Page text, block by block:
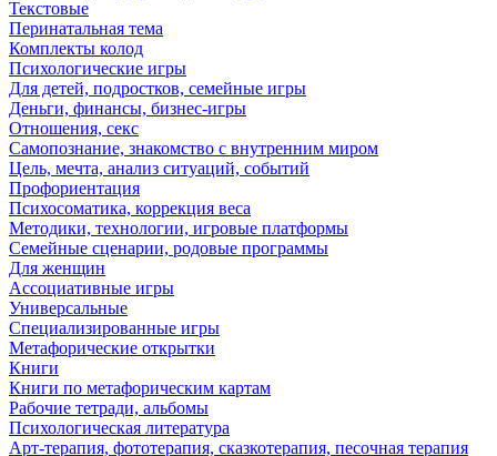
Текстовые
Перинатальная тема
Комплекты колод
Психологические игры
Для детей, подростков, семейные игры
Деньги, финансы, бизнес-игры
Отношения, секс
Самопознание, знакомство с внутренним миром
Цель, мечта, анализ ситуаций, событий
Профориентация
Психосоматика, коррекция веса
Методики, технологии, игровые платформы
Семейные сценарии, родовые программы
Для женщин
Ассоциативные игры
Универсальные
Специализированные игры
Метафорические открытки
Книги
Книги по метафорическим картам
Рабочие тетради, альбомы
Психологическая литература
Арт-терапия, фототерапия, сказкотерапия, песочная терапия